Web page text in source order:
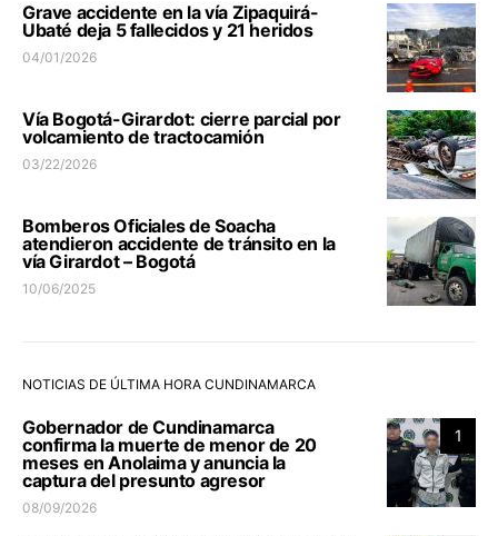
Grave accidente en la vía Zipaquirá-
Ubaté deja 5 fallecidos y 21 heridos
04/01/2026
Vía Bogotá-Girardot: cierre parcial por
volcamiento de tractocamión
03/22/2026
Bomberos Oficiales de Soacha
atendieron accidente de tránsito en la
vía Girardot – Bogotá
10/06/2025
NOTICIAS DE ÚLTIMA HORA CUNDINAMARCA
1
Gobernador de Cundinamarca
confirma la muerte de menor de 20
meses en Anolaima y anuncia la
captura del presunto agresor
08/09/2026